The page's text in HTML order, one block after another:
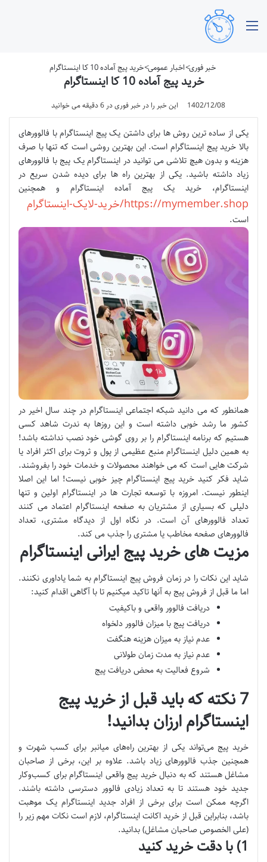
خبر فوری>اخبار عمومی>خرید پیج آماده 10 کا اینستاگرام
خرید پیج آماده 10 کا اینستاگرام
1402/12/08 این خبر را در خبر فوری در 6 دقیقه می خوانید
یکی از ساده ترین روش ها برای داشتن یک پیج اینستاگرام با فالوورهای
بالا خرید پیج اینستاگرام است. این بهترین روشی است که تنها با صرف
هزینه و بدون هیچ تلاشی می توانید در اینستاگرام یک پیج با فالوورهای
زیاد داشته باشید. یکی از بهترین راه ها برای دیده شدن سریع در
اینستاگرام، خرید یک پیج آماده اینستاگرام و همچنین
https://mymember.shop/خرید-لایک-اینستاگرام
است.
همانطور که می دانید شبکه اجتماعی اینستاگرام در چند سال اخیر در
کشور ما رشد خوبی داشته است و این روزها به ندرت شاهد کسی
هستیم که برنامه اینستاگرام را بر روی گوشی خود نصب نداشته باشد!
به همین دلیل اینستاگرام منبع عظیمی از پول و ثروت برای اکثر افراد یا
شرکت هایی است که می خواهند محصولات و خدمات خود را بفروشند.
شاید فکر کنید خرید پیج اینستاگرام چیز خوبی نیست! اما این اصلا
اینطور نیست. امروزه با توسعه تجارت ها در اینستاگرام اولین و تنها
دلیلی که بسیاری از مشتریان به صفحه اینستاگرام اعتماد می کنند
تعداد فالوورهای آن است. در نگاه اول از دیدگاه مشتری، تعداد
فالوورهای صفحه مخاطب یا مشتری را جذب می کند.
مزیت های خرید پیج ایرانی اینستاگرام
شاید این نکات را در زمان فروش پیج اینستاگرام به شما یاداوری نکنند.
اما ما قبل از فروش پیج به آنها تاکید میکنیم تا با آگاهی اقدام کنید:
دریافت فالوور واقعی و باکیفیت
دریافت پیج با میزان فالوور دلخواه
عدم نیاز به میزان هزینه هنگفت
عدم نیاز به مدت زمان طولانی
شروع فعالیت به محض دریافت پیج
7 نکته که باید قبل از خرید پیج
اینستاگرام ارزان بدانید!
خرید پیج می‌تواند یکی از بهترین راه‌های میانبر برای کسب شهرت و
همچنین جذب فالوورهای زیاد باشد. علاوه بر این، برخی از صاحبان
مشاغل هستند که به دنبال خرید پیج واقعی اینستاگرام برای کسب‌و‌کار
جدید خود هستند تا به تعداد زیادی فالوور دسترسی داشته باشند.
اگرچه ممکن است برای برخی از افراد جدید اینستاگرام یک موهبت
باشد، بنابراین قبل از خرید اکانت اینستاگرام، لازم است نکات مهم زیر را
(علی‌ الخصوص صاحبان مشاغل) بدانید.
1) با دقت خرید کنید